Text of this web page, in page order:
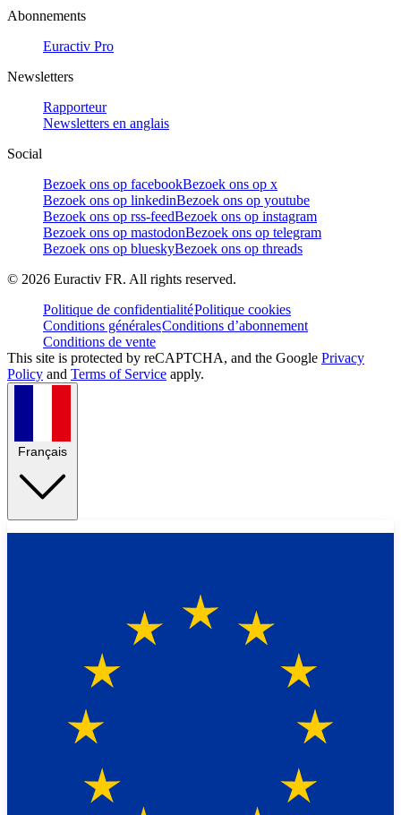
Abonnements
Euractiv Pro
Newsletters
Rapporteur
Newsletters en anglais
Social
Bezoek ons op facebookBezoek ons op x
Bezoek ons op linkedinBezoek ons op youtube
Bezoek ons op rss-feedBezoek ons op instagram
Bezoek ons op mastodonBezoek ons op telegram
Bezoek ons op blueskyBezoek ons op threads
© 2026 Euractiv FR. All rights reserved.
Politique de confidentialitéPolitique cookies
Conditions généralesConditions d’abonnement
Conditions de vente
This site is protected by reCAPTCHA, and the Google Privacy
Policy and Terms of Service apply.
Français